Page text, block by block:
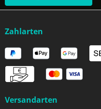
Zahlarten
Versandarten